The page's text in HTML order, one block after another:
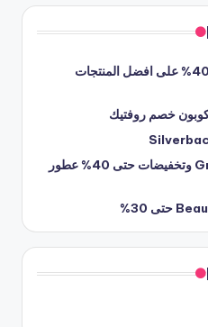
كود خصم متجر ماهر تخفيضات 40% على افضل المنتجات
كود خصم قراس للعطور Grasse وتخفيضات حتى 40% عطور